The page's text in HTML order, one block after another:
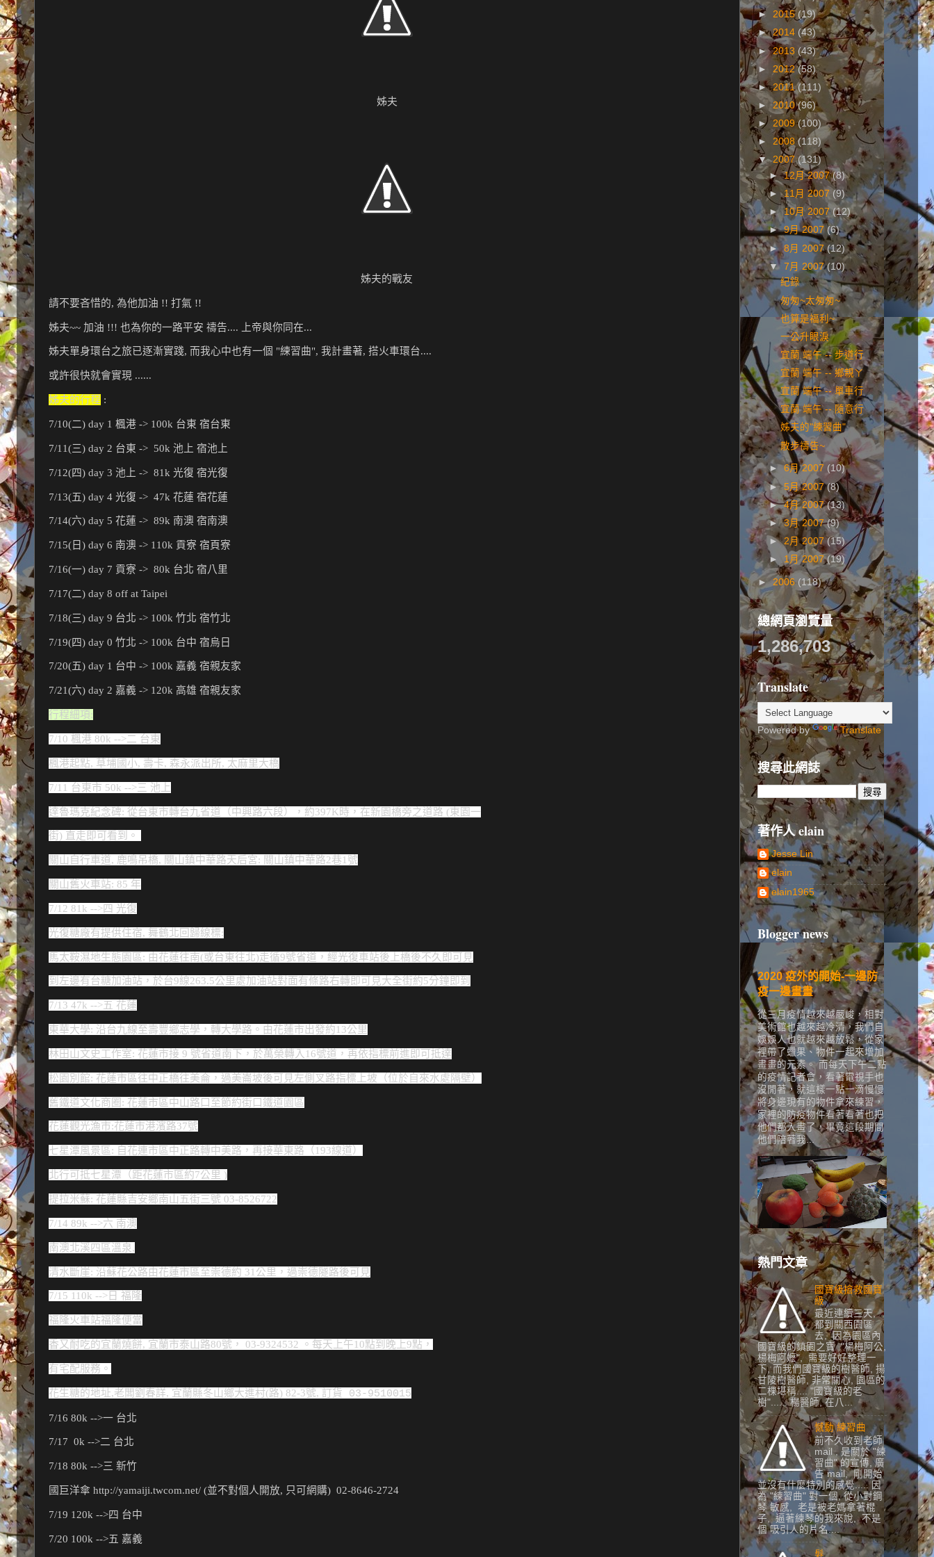
姊夫
姊夫的戰友
請不要吝惜的, 為他加油 !! 打氣 !!
姊夫~~ 加油 !!! 也為你的一路平安 禱告.... 上帝與你同在...
姊夫單身環台之旅已逐漸實踐, 而我心中也有一個 "練習曲", 我計畫著, 搭火車環台....
或許很快就會實現 ......
姊夫的行程 :
7/10(二) day 1 楓港 -> 100k 台東 宿台東
7/11(三) day 2 台東 ->  50k 池上 宿池上
7/12(四) day 3 池上 ->  81k 光復 宿光復
7/13(五) day 4 光復 ->  47k 花蓮 宿花蓮
7/14(六) day 5 花蓮 ->  89k 南澳 宿南澳
7/15(日) day 6 南澳 -> 110k 貢寮 宿頁寮
7/16(一) day 7 貢寮 ->  80k 台北 宿八里
7/17(二) day 8 off at Taipei
7/18(三) day 9 台北 -> 100k 竹北 宿竹北
7/19(四) day 0 竹北 -> 100k 台中 宿烏日
7/20(五) day 1 台中 -> 100k 嘉義 宿親友家
7/21(六) day 2 嘉義 -> 120k 高雄 宿親友家
行程細項:
7/10 楓港 80k -->二 台東
楓港起點, 草埔國小, 壽卡, 森永派出所, 太麻里大橋
7/11 台東市 50k -->三 池上
達魯瑪克紀念碑: 從台東市轉台九省道（中興路六段），約397K時，在新園橋旁之道路 (東園一
街) 直走即可看到。
關山自行車道, 鹿鳴吊橋, 關山鎮中華路天后宮: 關山鎮中華路2巷1號
關山舊火車站: 85 年
7/12 81k -->四 光復
光復糖廠有提供住宿, 舞鶴北回歸線標:
馬太鞍濕地生態園區: 由花蓮往南(或台東往北)走循9號省道，經光復車站後上橋後不久即可見
到左邊有台糖加油站，於台9線263.5公里處加油站對面有條路右轉 即可見大全街約5分鐘即到
7/13 47k -->五 花蓮
東華大學: 沿台九線至壽豐鄉志學，轉大學路。由花蓮市出發約13公里
林田山文史工作室: 花蓮市接 9 號省道南下，於萬榮轉入16號道，再依指標前進即可抵達
松園別館: 花蓮市區往中正橋往美侖，過美崙坡後可見左側叉路指標上坡（位於 自來水處隔壁）
舊鐵道文化商圈: 花蓮市區中山路口至節約街口鐵道園區
花蓮觀光漁市:花蓮市港濱路37號
七星潭風景區: 自花連市區中正路轉中美路，再接華東路（193線道）
北行可抵七星潭（距花蓮市區約7公里 )
提拉米蘇: 花蓮縣吉安鄉南山五街三號 03-8526722
7/14 89k -->六 南澳
南澳北溪四區溫泉,
清水斷崖: 沿蘇花公路由花蓮市區至崇德約 31公里，過崇德隧路後可見
7/15 110k -->日 福隆
福隆火車站福隆便當
香又耐吃的宜蘭燒餅, 宜蘭市泰山路80號， 03-9324532 。每天上午10點到晚上9點，
有宅配服務。
花生糖的地址,老闆劉春詳, 宜蘭縣冬山鄉大進村(路) 82-3號, 訂貨 03-9510015
7/16 80k -->一 台北
7/17  0k -->二 台北
7/18 80k -->三 新竹
國巨洋傘 http://yamaiji.twcom.net/ (並不對個人開放, 只可網購) 02-8646-2724
7/19 120k -->四 台中
7/20 100k -->五 嘉義
► 2015(19)
►2014 (43)
►2013 (43)
► 2012(58)
►2011(111)
► 2010(96)
► 2009(100)
► 2008(118)
▼2007(131)
►12月 2007(8)
►11月 2007 (9)
► 10月 2007(12)
►9月 2007 (6)
►8月 2007(12)
▼ 7月 2007(10)
紀錄
匆匆~太匆匆~
也算是福利~
一公升眼淚
宜蘭 端午 -- 步道行
宜蘭 端午 -- 鄉親ㄚ
宜蘭 端午 -- 單車行
宜蘭 端午 -- 隨意行
姊夫的"練習曲"
散步禱告~
►6月 2007 (10)
►5月 2007(8)
►4月 2007(13)
►3月 2007(9)
► 2月 2007 (15)
► 1月 2007(19)
►2006 (118)
總網頁瀏覽量
1,286,703
Translate
Powered by Translate
搜尋此網誌
著作人 elain
Jesse Lin
elain
elain1965
Blogger news
2020 疫外的開始-一邊防
疫一邊畫畫
從三月疫情越來越嚴峻，相對
美術館也越來越冷清，我們自
娛娛人也就越來越放鬆，從家
裡帶了蠟果、物件一起來增加
畫畫的元素。 而每天下午二點
的疫情記者會，看著電視手也
沒閒著，就這樣一點一滴慢慢
將身邊現有的物件拿來練習，
家裡的防疫物件看著看著也把
他們都入畫了，畢竟這段期間
他們陪著我...
熱門文章
國寶級搶救國寶
級
最近連續三天,
都到關西園區
去, 因為園區內
國寶級的鎮園之寶 "楊梅阿公,
楊梅阿嬷", 需要好好整理一
下, 而我們國寶級的樹醫師, 揚
甘陵樹醫師, 非常關心, 園區的
二棵堪稱.... "國寶級的老
樹"...... 楊醫師, 在八...
憾動 練習曲
前不久收到老師
mail , 是關於 "練
習曲" 的宣傳, 廣
告 mail, 剛開始
並沒有什麼特別的感覺..... 因
為 "練習曲" 對一個, 從小對鋼
琴 敏感, 老是被老媽拿著棍
子, 逼著練琴的我來說, 不是
個 吸引人的片名....
髮